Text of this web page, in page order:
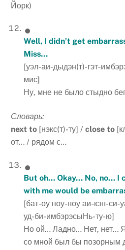
Йорк)
Well, I didn’t get
Miss…
[уэл-аи-дыдэн(т)-гэт-
мис]
Ну, мне не было стыдно
Словарь:
next to [нэкс(т)-ту] /close to
от… / рядом с…
But oh… Okay… No, no… I
with me would be
[бат-оу ноу-ноу аи-кэн-
уд-би-имбэрэсыНь-ту-ю]
Но ой… Ладно… Нет, нет…
со мной был бы позорным